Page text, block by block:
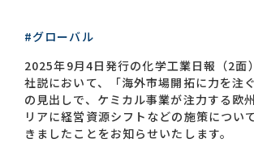
グローバルネットワーク
お問い合わせ一覧
#グローバル
2025年9月4日発行の化学工業日報（2面
社説において、「海外市場開拓に力を注
の見出しで、ケミカル事業が注力する欧
リアに経営資源シフトなどの施策につい
きましたことをお知らせいたします。